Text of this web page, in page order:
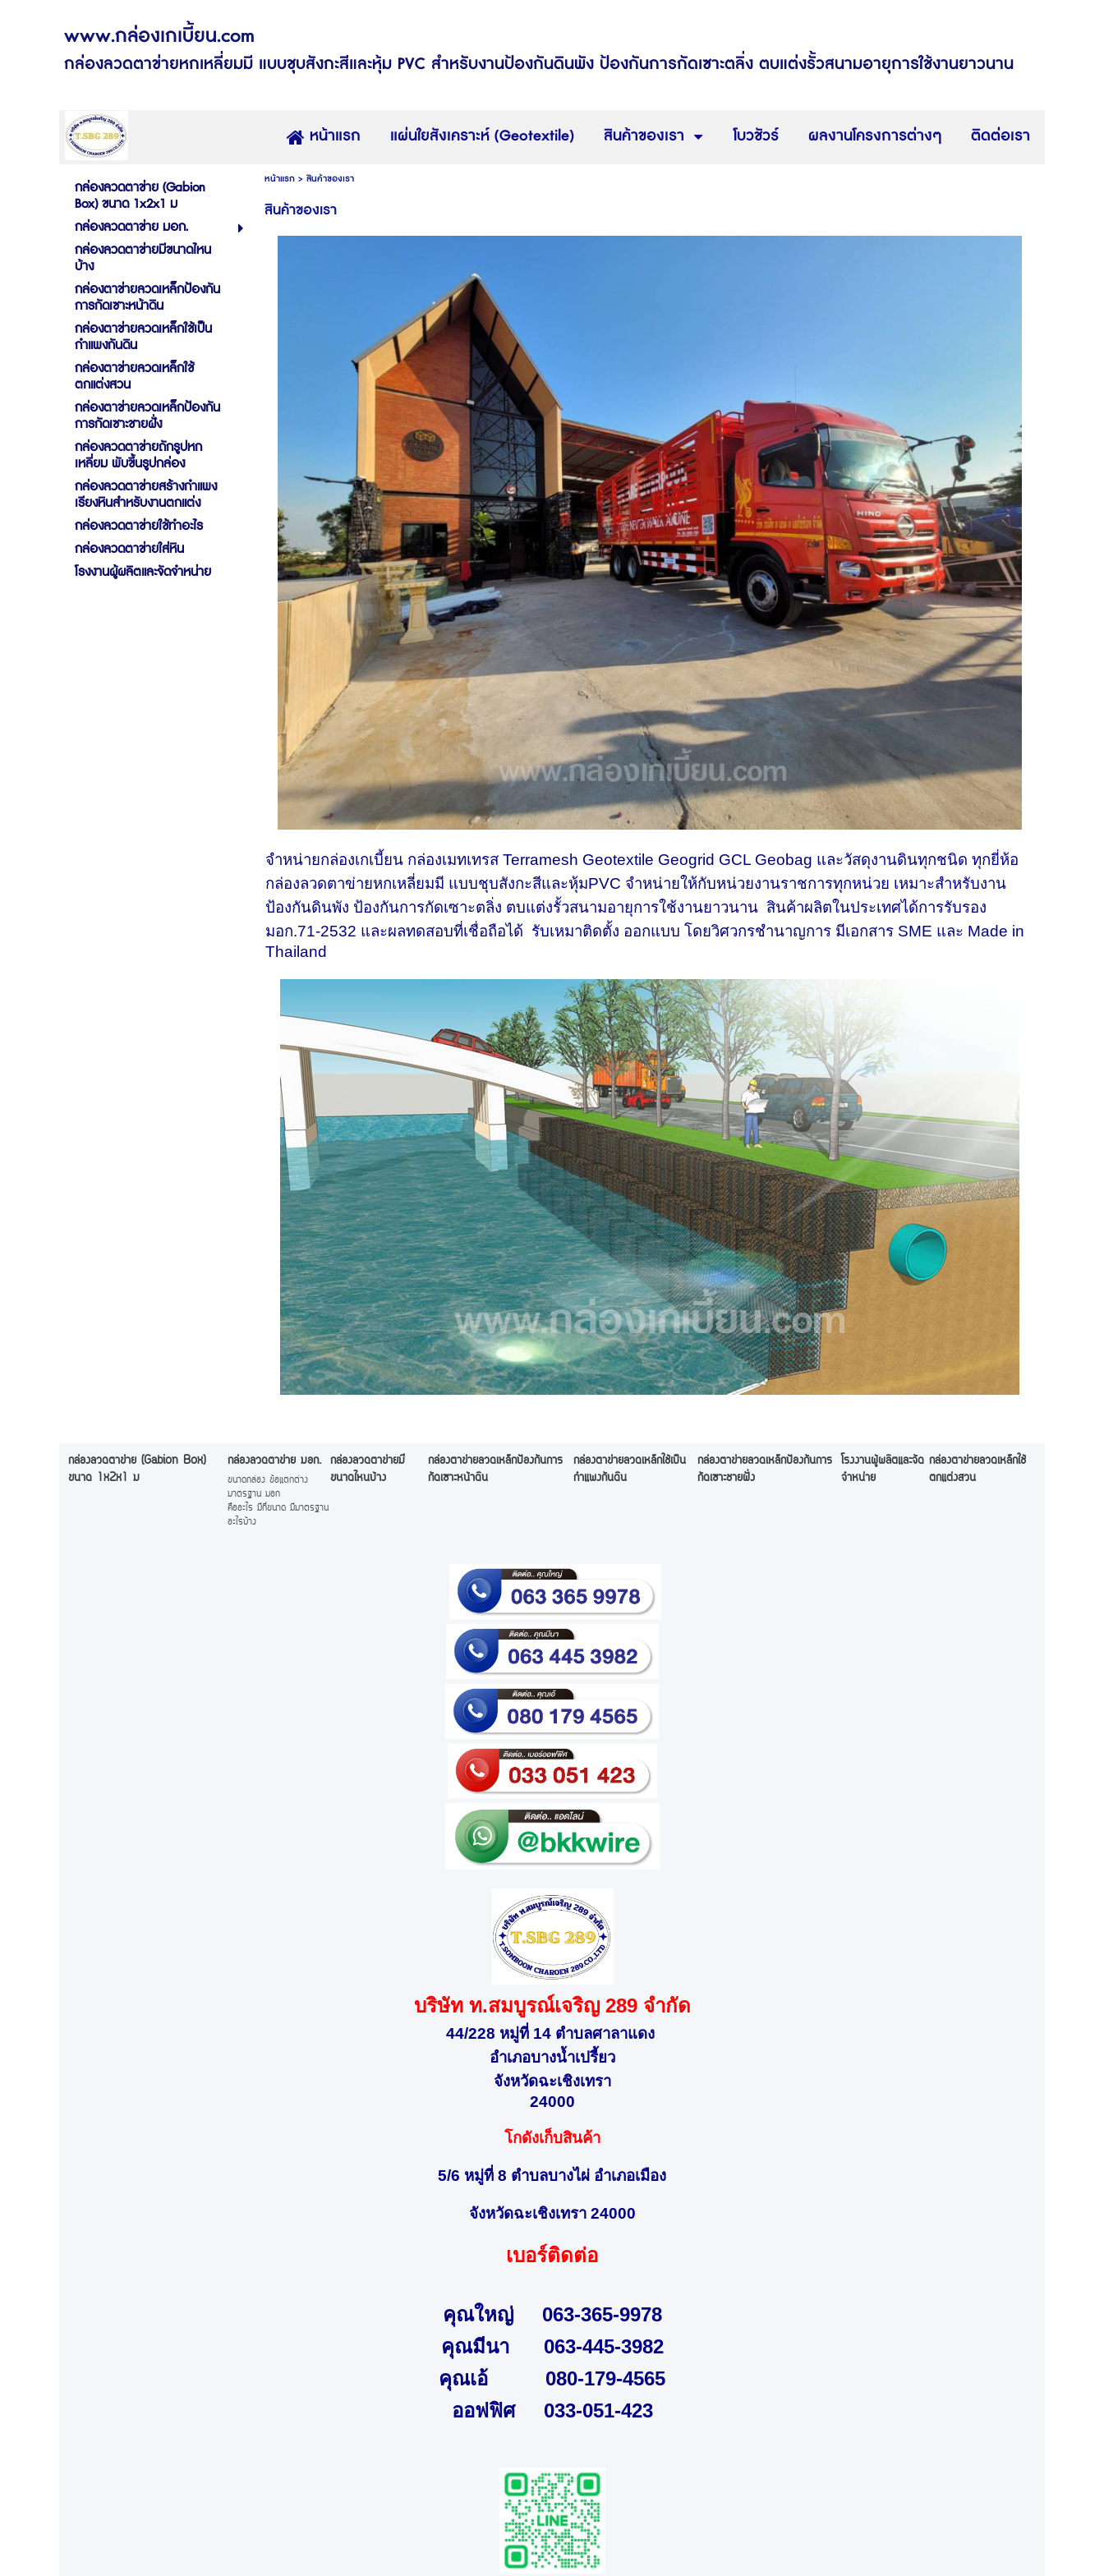
www.กล่องเกเบี้ยน.com
กล่องลวดตาข่ายหกเหลี่ยมมี แบบชุบสังกะสีและหุ้ม PVC สำหรับงานป้องกันดินพัง ป้องกันการกัดเซาะตลิ่ง ตบแต่งรั้วสนามอายุการใช้งานยาวนาน
หน้าแรก แผ่นใยสังเคราะห์ (Geotextile) สินค้าของเรา โบวชัวร์ ผลงานโครงการต่างๆ ติดต่อเรา
กล่องลวดตาข่าย (Gabion
Box) ขนาด 1x2x1 ม
กล่องลวดตาข่าย มอก.
กล่องลวดตาข่ายมีขนาดไหน
บ้าง
กล่องตาข่ายลวดเหล็กป้องกัน
การกัดเซาะหน้าดิน
กล่องตาข่ายลวดเหล็กใช้เป็น
กำแพงกันดิน
กล่องตาข่ายลวดเหล็กใช้
ตกแต่งสวน
กล่องตาข่ายลวดเหล็กป้องกัน
การกัดเซาะชายฝั่ง
กล่องลวดตาข่ายถักรูปหก
เหลี่ยม พับขึ้นรูปกล่อง
กล่องลวดตาข่ายสร้างกำแพง
เรียงหินสำหรับงานตกแต่ง
กล่องลวดตาข่ายใช้ทำอะไร
กล่องลวดตาข่ายใส่หิน
โรงงานผู้ผลิตและจัดจำหน่าย
หน้าแรก> สินค้าของเรา
สินค้าของเรา
จำหน่ายกล่องเกเบี้ยน กล่องเมทเทรส Terramesh Geotextile Geogrid GCL Geobag และวัสดุงานดินทุกชนิด ทุกยี่ห้อ
กล่องลวดตาข่ายหกเหลี่ยมมี แบบชุบสังกะสีและหุ้มPVC จำหน่ายให้กับหน่วยงานราชการทุกหน่วย เหมาะสำหรับงาน
ป้องกันดินพัง ป้องกันการกัดเซาะตลิ่ง ตบแต่งรั้วสนามอายุการใช้งานยาวนาน สินค้าผลิตในประเทศได้การรับรอง
มอก.71-2532 และผลทดสอบที่เชื่อถือได้ รับเหมาติดตั้ง ออกแบบ โดยวิศวกรชำนาญการ มีเอกสาร SME และ Made in
Thailand
กล่องลวดตาข่าย (Gabion Box)
ขนาด 1x2x1 ม
กล่องลวดตาข่าย มอก.
ขนาดกล่อง ข้อแตกต่าง
มาตรฐาน มอก
คืออะไร มีกี่ขนาด มีมาตรฐาน
อะไรบ้าง
กล่องลวดตาข่ายมี
ขนาดไหนบ้าง
กล่องตาข่ายลวดเหล็กป้องกันการ
กัดเซาะหน้าดิน
กล่องตาข่ายลวดเหล็กใช้เป็น
กำแพงกันดิน
กล่องตาข่ายลวดเหล็กป้องกันการ
กัดเซาะชายฝั่ง
โรงงานผู้ผลิตและจัด
จำหน่าย
กล่องตาข่ายลวดเหล็กใช้
ตกแต่งสวน
บริษัท ท.สมบูรณ์เจริญ 289 จำกัด
44/228 หมู่ที่ 14 ตำบลศาลาแดง
อำเภอบางน้ำเปรี้ยว
จังหวัดฉะเชิงเทรา
24000
โกดังเก็บสินค้า
5/6 หมู่ที่ 8 ตำบลบางไผ่ อำเภอเมือง
จังหวัดฉะเชิงเทรา 24000
เบอร์ติดต่อ
คุณใหญ่     063-365-9978
คุณมีนา      063-445-3982
คุณเอ้          080-179-4565
ออฟฟิศ     033-051-423